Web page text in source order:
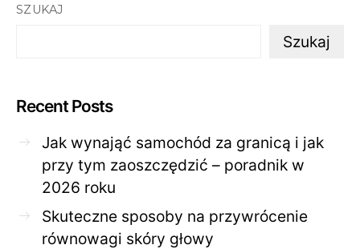
SZUKAJ
Szukaj
Recent Posts
Jak wynająć samochód za granicą i jak
przy tym zaoszczędzić – poradnik w
2026 roku
Skuteczne sposoby na przywrócenie
równowagi skóry głowy